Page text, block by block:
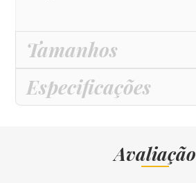
Tamanhos
Especificações
Avaliação